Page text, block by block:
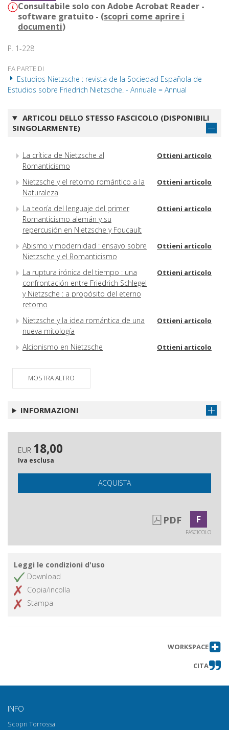
Consultabile solo con Adobe Acrobat Reader -
software gratuito - (scopri come aprire i
documenti)
P. 1-228
FA PARTE DI
Estudios Nietzsche : revista de la Sociedad Española de
Estudios sobre Friedrich Nietzsche. - Annuale = Annual
ARTICOLI DELLO STESSO FASCICOLO (DISPONIBILI
SINGOLARMENTE)
La crítica de Nietzsche al
Romanticismo
Ottieni articolo
Nietzsche y el retorno romántico a la
Naturaleza
Ottieni articolo
La teoría del lenguaje del primer
Romanticismo alemán y su
repercusión en Nietzsche y Foucault
Ottieni articolo
Abismo y modernidad : ensayo sobre
Nietzsche y el Romanticismo
Ottieni articolo
La ruptura irónica del tiempo : una
confrontación entre Friedrich Schlegel
y Nietzsche : a propósito del eterno
retorno
Ottieni articolo
Nietzsche y la idea romántica de una
nueva mitología
Ottieni articolo
Alcionismo en Nietzsche Ottieni articolo
MOSTRA ALTRO
INFORMAZIONI
EUR 18,00
Iva esclusa
ACQUISTA
PDF F
FASCICOLO
Leggi le condizioni d'uso
Download
Copia/incolla
Stampa
WORKSPACE
CITA
INFO
Scopri Torrossa